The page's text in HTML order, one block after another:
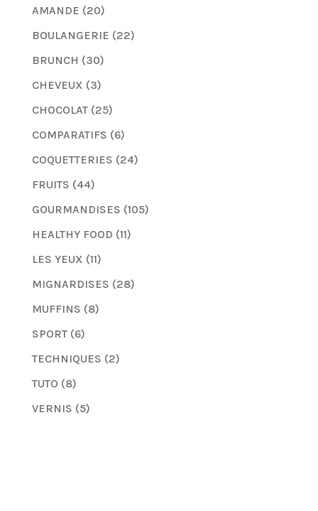
AMANDE (20)
BOULANGERIE (22)
BRUNCH (30)
CHEVEUX (3)
CHOCOLAT(25)
COMPARATIFS (6)
COQUETTERIES (24)
FRUITS (44)
GOURMANDISES (105)
HEALTHY FOOD (11)
LES YEUX (11)
MIGNARDISES (28)
MUFFINS (8)
SPORT(6)
TECHNIQUES (2)
TUTO (8)
VERNIS (5)